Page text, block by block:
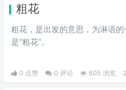
粗花
粗花，是出发的意思，为淋语
是“粗花”。
0 点赞 0 评论 605 浏览